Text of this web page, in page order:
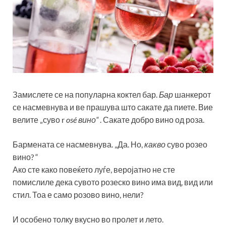
Замислете се на популарна коктел бар.Бар шанкерот
се насмевнува и ве прашува што сакате да пиете. Вие
велите „суво rosé вино“. Сакате добро вино од роза.
Бармената се насмевнува. „Да. Но,каквосуво розео
вино? “
Ако сте како повеќето луѓе, веројатно не сте
помислиле дека сувото розеско вино има вид, вид или
стил. Тоа е само розово вино, нели?
И особено толку вкусно во пролет и лето.